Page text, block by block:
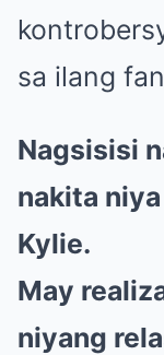
sa ilang
Nagsisisi
nakita
Kylie.
May
niyang